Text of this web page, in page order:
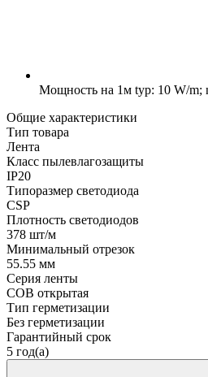
Мощность на 1м typ: 10 W/m;
Общие характеристики
Тип товара
Лента
Класс пылевлагозащиты
IP20
Типоразмер светодиода
CSP
Плотность светодиодов
378 шт/м
Минимальный отрезок
55.55 мм
Серия ленты
COB открытая
Тип герметизации
Без герметизации
Гарантийный срок
5 год(а)